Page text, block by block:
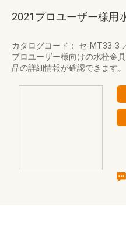
2021プロユーザー様用
カタログコード： セ-MT33-3
プロユーザー様向けの水栓金
品の詳細情報が確認できます。